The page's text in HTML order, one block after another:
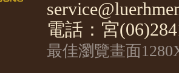
電話：宮
最佳瀏覽畫面